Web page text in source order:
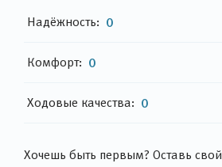
Хочешь быть первым? Оставь свой
Надёжность: 0
Комфорт: 0
Ходовые качества: 0